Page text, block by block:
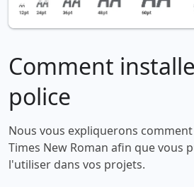
Comment
police
Nous vous expliquerons
Times New Roman afin que vous
l'utiliser dans vos projets.